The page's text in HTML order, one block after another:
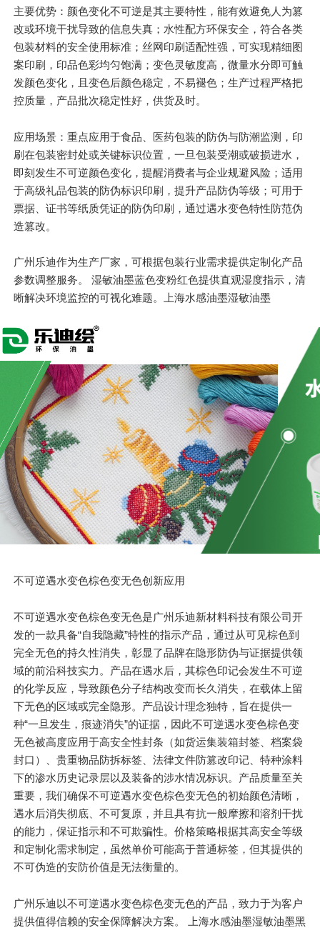
主要优势：颜色变化不可逆是其主要特性，能有效避免人为篡
改或环境干扰导致的信息失真；水性配方环保安全，符合各类
包装材料的安全使用标准；丝网印刷适配性强，可实现精细图
案印刷，印品色彩均匀饱满；变色灵敏度高，微量水分即可触
发颜色变化，且变色后颜色稳定，不易褪色；生产过程严格把
控质量，产品批次稳定性好，供货及时。
应用场景：重点应用于食品、医药包装的防伪与防潮监测，印
刷在包装密封处或关键标识位置，一旦包装受潮或破损进水，
即刻发生不可逆颜色变化，提醒消费者与企业规避风险；适用
于高级礼品包装的防伪标识印刷，提升产品防伪等级；可用于
票据、证书等纸质凭证的防伪印刷，通过遇水变色特性防范伪
造篡改。
广州乐迪作为生产厂家，可根据包装行业需求提供定制化产品
参数调整服务。 湿敏油墨蓝色变粉红色提供直观湿度指示，清
晰解决环境监控的可视化难题。上海水感油墨湿敏油墨
不可逆遇水变色棕色变无色创新应用
不可逆遇水变色棕色变无色是广州乐迪新材料科技有限公司开
发的一款具备“自我隐藏”特性的指示产品，通过从可见棕色到
完全无色的持久性消失，彰显了品牌在隐形防伪与证据提供领
域的前沿科技实力。产品在遇水后，其棕色印记会发生不可逆
的化学反应，导致颜色分子结构改变而长久消失，在载体上留
下无色的区域或完全隐形。产品设计理念独特，旨在提供一
种“一旦发生，痕迹消失”的证据，因此不可逆遇水变色棕色变
无色被高度应用于高安全性封条（如货运集装箱封签、档案袋
封口）、贵重物品防拆标签、法律文件防篡改印记、特种涂料
下的渗水历史记录层以及装备的涉水情况标识。产品质量至关
重要，我们确保不可逆遇水变色棕色变无色的初始颜色清晰，
遇水后消失彻底、不可复原，并且具有抗一般摩擦和溶剂干扰
的能力，保证指示和不可欺骗性。价格策略根据其高安全等级
和定制化需求制定，虽然单价可能高于普通标签，但其提供的
不可伪造的安防价值是无法衡量的。
广州乐迪以不可逆遇水变色棕色变无色的产品，致力于为客户
提供值得信赖的安全保障解决方案。 上海水感油墨湿敏油墨黑